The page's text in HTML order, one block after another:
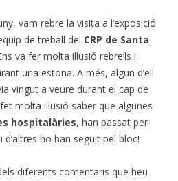
vam rebre la visita a l’exposició
de treball del CRP de Santa
va fer molta il·lusió rebre’ls i
una estona. A més, algun d’ell
vingut a veure durant el cap de
molta il·lusió saber que algunes
hospitalàries, han passat per
d’altres ho han seguit pel bloc!
diferents comentaris que heu